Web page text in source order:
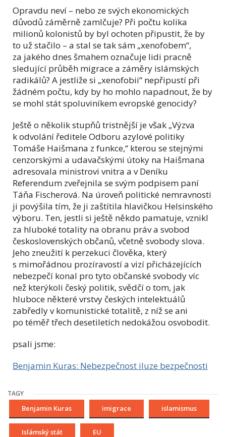
Opravdu neví – nebo ze svých ekonomických
důvodů záměrně zamlčuje? Při počtu kolika
milionů kolonistů by byl ochoten připustit, že by
to už stačilo – a stal se tak sám „xenofobem“,
za jakého dnes šmahem označuje lidi pracně
sledující průběh migrace a záměry islámských
radikálů? A jestliže si „xenofobii“ nepřipustí při
žádném počtu, kdy by ho mohlo napadnout, že by
se mohl stát spoluviníkem evropské genocidy?
Ještě o několik stupňů tristnější je však „Výzva
k odvolání ředitele Odboru azylové politiky
Tomáše Haišmana z funkce,“ kterou se stejnými
cenzorskými a udavačskými útoky na Haišmana
adresovala ministrovi vnitra a v Deníku
Referendum zveřejnila se svým podpisem paní
Táňa Fischerová. Na úroveň politické nemravnosti
ji povýšila tím, že ji zaštítila hlavičkou Helsinského
výboru. Ten, jestli si ještě někdo pamatuje, vznikl
za hluboké totality na obranu práv a svobod
československých občanů, včetně svobody slova.
Jeho zneužití k perzekuci člověka, který
s mimořádnou prozíravostí a vizí přicházejících
nebezpečí konal pro tyto občanské svobody víc
než kterýkoli český politik, svědčí o tom, jak
hluboce některé vrstvy českých intelektuálů
zabředly v komunistické totalitě, z níž se ani
po téměř třech desetiletích nedokážou osvobodit.
psali jsme:
Benjamin Kuras: Nebezpečnost iluze bezpečnosti
TAGY
Benjamin Kuras imigrace islamismus
Islámský stát EU